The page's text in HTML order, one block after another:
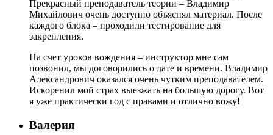
Прекрасный преподаватель теории – Владимир
Михайлович очень доступно объяснял материал. После
каждого блока – проходили тестирование для
закрепления.
На счет уроков вождения – инструктор мне сам
позвонил, мы договорились о дате и времени. Владимир
Александрович оказался очень чутким преподавателем.
Искоренил мой страх выезжать на большую дорогу. Вот
я уже практически год с правами и отлично вожу!
Валерия